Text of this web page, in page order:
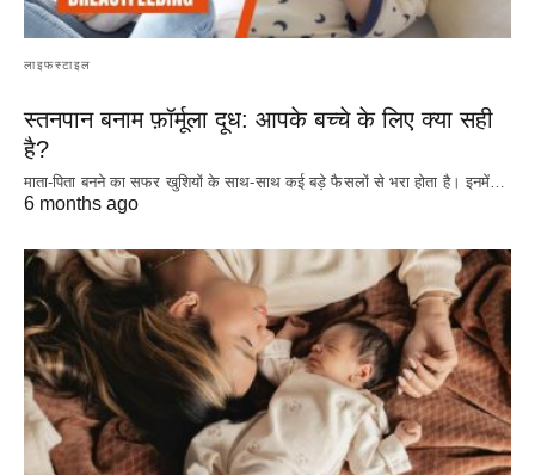
लाइफस्टाइल
स्तनपान बनाम फ़ॉर्मूला दूध: आपके बच्चे के लिए क्या सही
है?
माता-पिता बनने का सफर खुशियों के साथ-साथ कई बड़े फैसलों से भरा होता है। इनमें…
6 months ago